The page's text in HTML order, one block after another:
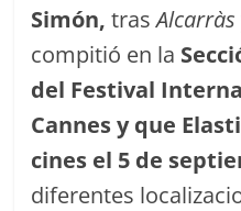
Simón, trasAlcarràs
compitió en la
del Festival
Cannes y que
cines el 5 de
diferentes